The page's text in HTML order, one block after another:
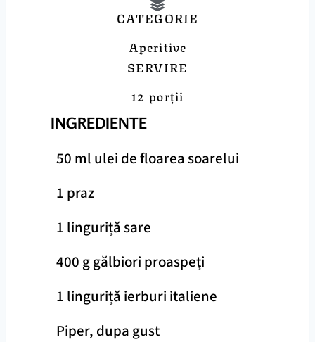
CATEGORIE
Aperitive
SERVIRE
12 porții
INGREDIENTE
50 ml ulei de floarea soarelui
1 praz
1 linguriță sare
400 g gălbiori proaspeți
1 linguriță ierburi italiene
Piper, dupa gust